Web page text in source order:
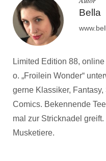
Bella
Limited Edition 88,
o. „Froilein Wonder“
gerne Klassiker,
Comics. Bekennende
mal zur Stricknadel greift.
Musketiere.